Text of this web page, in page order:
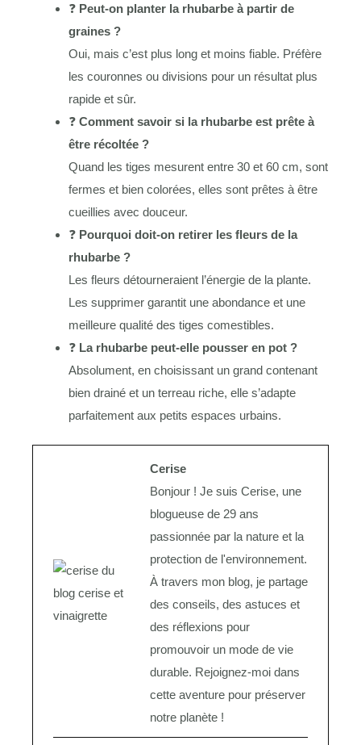
❓ Peut-on planter la rhubarbe à partir de
graines ?
Oui, mais c’est plus long et moins fiable. Préfère
les couronnes ou divisions pour un résultat plus
rapide et sûr.
❓ Comment savoir si la rhubarbe est prête à
être récoltée ?
Quand les tiges mesurent entre 30 et 60 cm, sont
fermes et bien colorées, elles sont prêtes à être
cueillies avec douceur.
❓ Pourquoi doit-on retirer les fleurs de la
rhubarbe ?
Les fleurs détourneraient l’énergie de la plante.
Les supprimer garantit une abondance et une
meilleure qualité des tiges comestibles.
❓ La rhubarbe peut-elle pousser en pot ?
Absolument, en choisissant un grand contenant
bien drainé et un terreau riche, elle s’adapte
parfaitement aux petits espaces urbains.
Cerise
Bonjour ! Je suis Cerise, une
blogueuse de 29 ans
passionnée par la nature et la
protection de l'environnement.
À travers mon blog, je partage
des conseils, des astuces et
des réflexions pour
promouvoir un mode de vie
durable. Rejoignez-moi dans
cette aventure pour préserver
notre planète !